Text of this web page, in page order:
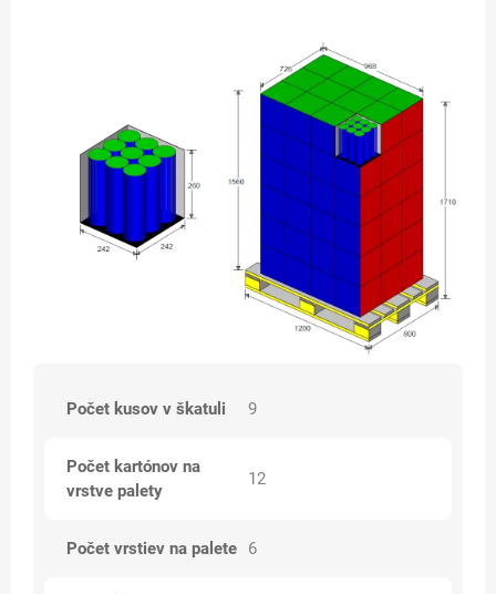
Počet kusov v škatuli 9
Počet kartónov na
vrstve palety
12
Počet vrstiev na palete 6